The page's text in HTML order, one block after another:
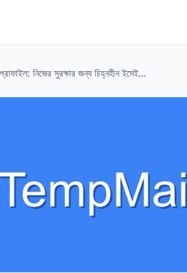
ডেটিং অ্যাপে 'বার্নার' প্রোফাইল: নিজের সুরক্ষার জন্য চিহ্নহীন ইমেইল কেন জরুরি?